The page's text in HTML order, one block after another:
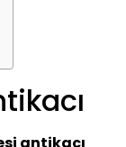
antikacı